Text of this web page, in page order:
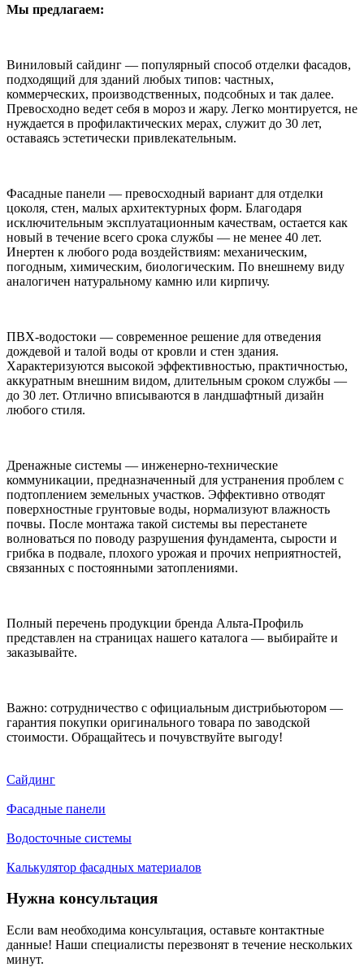
Мы предлагаем:
Виниловый сайдинг — популярный способ отделки фасадов,
подходящий для зданий любых типов: частных,
коммерческих, производственных, подсобных и так далее.
Превосходно ведет себя в мороз и жару. Легко монтируется, не
нуждается в профилактических мерах, служит до 30 лет,
оставаясь эстетически привлекательным.
Фасадные панели — превосходный вариант для отделки
цоколя, стен, малых архитектурных форм. Благодаря
исключительным эксплуатационным качествам, остается как
новый в течение всего срока службы — не менее 40 лет.
Инертен к любого рода воздействиям: механическим,
погодным, химическим, биологическим. По внешнему виду
аналогичен натуральному камню или кирпичу.
ПВХ-водостоки — современное решение для отведения
дождевой и талой воды от кровли и стен здания.
Характеризуются высокой эффективностью, практичностью,
аккуратным внешним видом, длительным сроком службы —
до 30 лет. Отлично вписываются в ландшафтный дизайн
любого стиля.
Дренажные системы — инженерно-технические
коммуникации, предназначенный для устранения проблем с
подтоплением земельных участков. Эффективно отводят
поверхностные грунтовые воды, нормализуют влажность
почвы. После монтажа такой системы вы перестанете
волноваться по поводу разрушения фундамента, сырости и
грибка в подвале, плохого урожая и прочих неприятностей,
связанных с постоянными затоплениями.
Полный перечень продукции бренда Альта-Профиль
представлен на страницах нашего каталога — выбирайте и
заказывайте.
Важно: сотрудничество с официальным дистрибьютором —
гарантия покупки оригинального товара по заводской
стоимости. Обращайтесь и почувствуйте выгоду!
Сайдинг
Фасадные панели
Водосточные системы
Калькулятор фасадных материалов
Нужна консультация
Если вам необходима консультация, оставьте контактные
данные! Наши специалисты перезвонят в течение нескольких
минут.